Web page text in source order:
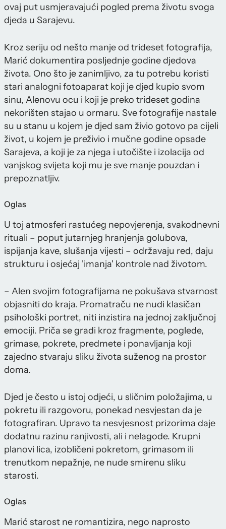
ovaj put usmjeravajući pogled prema životu svoga
djeda u Sarajevu.
Kroz seriju od nešto manje od trideset fotografija,
Marić dokumentira posljednje godine djedova
života. Ono što je zanimljivo, za tu potrebu koristi
stari analogni fotoaparat koji je djed kupio svom
sinu, Alenovu ocu i koji je preko trideset godina
nekorišten stajao u ormaru. Sve fotografije nastale
su u stanu u kojem je djed sam živio gotovo pa cijeli
život, u kojem je preživio i mučne godine opsade
Sarajeva, a koji je za njega i utočište i izolacija od
vanjskog svijeta koji mu je sve manje pouzdan i
prepoznatljiv.
Oglas
U toj atmosferi rastućeg nepovjerenja, svakodnevni
rituali – poput jutarnjeg hranjenja golubova,
ispijanja kave, slušanja vijesti – održavaju red, daju
strukturu i osjećaj 'imanja' kontrole nad životom.
– Alen svojim fotografijama ne pokušava stvarnost
objasniti do kraja. Promatraču ne nudi klasičan
psihološki portret, niti inzistira na jednoj zaključnoj
emociji. Priča se gradi kroz fragmente, poglede,
grimase, pokrete, predmete i ponavljanja koji
zajedno stvaraju sliku života suženog na prostor
doma.
Djed je često u istoj odjeći, u sličnim položajima, u
pokretu ili razgovoru, ponekad nesvjestan da je
fotografiran. Upravo ta nesvjesnost prizorima daje
dodatnu razinu ranjivosti, ali i nelagode. Krupni
planovi lica, izobličeni pokretom, grimasom ili
trenutkom nepažnje, ne nude smirenu sliku
starosti.
Oglas
Marić starost ne romantizira, nego naprosto